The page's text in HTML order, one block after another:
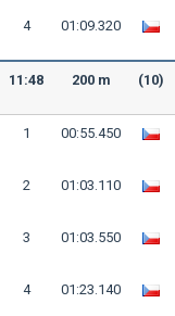
4 01:09.320
11:48 200 m (10)
1 00:55.450
2 01:03.110
3 01:03.550
4 01:23.140